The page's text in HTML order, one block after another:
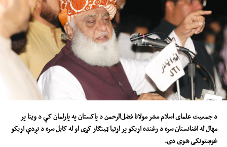
د جمعیت علمای اسلام مشر مولانا فضل‌الرحمن د پاکستان په پارلمان کې د وینا پر
مهال له افغانستان سره د رغنده اړیکو پر اړتیا ټینګار کړی او له کابل سره د نږدې اړیکو
غوښتونکی شوی دی.